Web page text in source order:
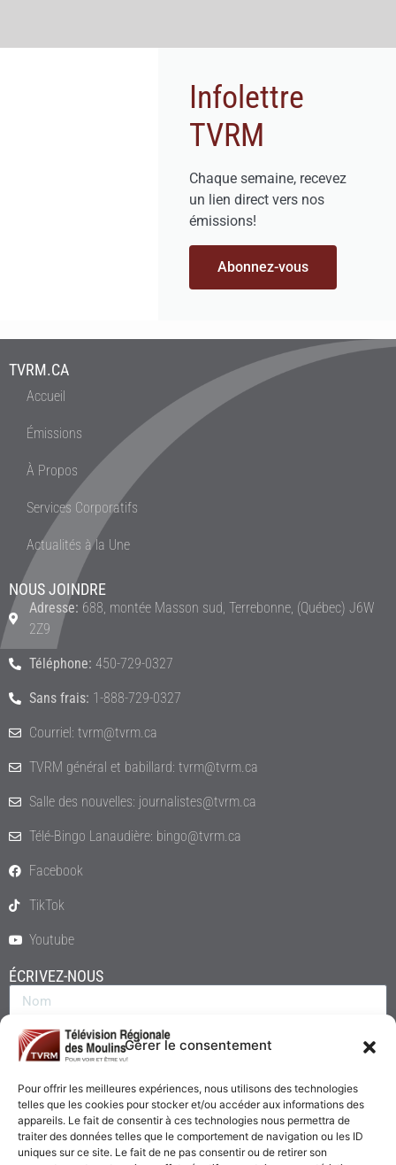
Gérer le consentement
Pour offrir les meilleures expériences, nous utilisons des technologies
telles que les cookies pour stocker et/ou accéder aux informations des
appareils. Le fait de consentir à ces technologies nous permettra de
traiter des données telles que le comportement de navigation ou les ID
uniques sur ce site. Le fait de ne pas consentir ou de retirer son
Infolettre
TVRM
Chaque semaine, recevez
un lien direct vers nos
émissions!
Abonnez-vous
TVRM.CA
Accueil
Émissions
À Propos
Services Corporatifs
Actualités à la Une
NOUS JOINDRE
Adresse: 688, montée Masson sud, Terrebonne, (Québec) J6W
2Z9
Téléphone: 450-729-0327
Sans frais: 1-888-729-0327
Courriel: tvrm@tvrm.ca
TVRM général et babillard: tvrm@tvrm.ca
Salle des nouvelles: journalistes@tvrm.ca
Télé-Bingo Lanaudière: bingo@tvrm.ca
Facebook
TikTok
Youtube
ÉCRIVEZ-NOUS